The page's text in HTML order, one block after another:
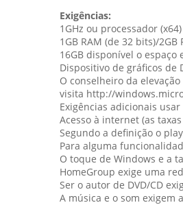
Exigências:
1GHz ou processador
1GB RAM (de 32 bits)/2GB
16GB disponível o espaço
Dispositivo de gráficos de
O conselheiro da
visita http://
Exigências adicionais
Acesso à internet (as
Segundo a definição o
Para alguma
O toque de Windows e a
HomeGroup exige uma
Ser o autor de DVD/CD
A música e o som exigem